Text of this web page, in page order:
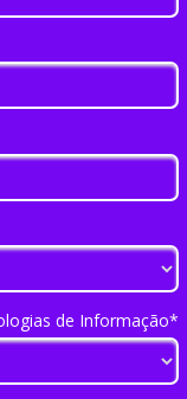
de Informação*